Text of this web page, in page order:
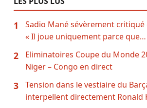
1
Sadio Mané sévèrement critiqué
« Il joue uniquement parce que…
2
Eliminatoires Coupe du Monde
Niger – Congo en direct
3
Tension dans le vestiaire du
interpellent directement Ronald